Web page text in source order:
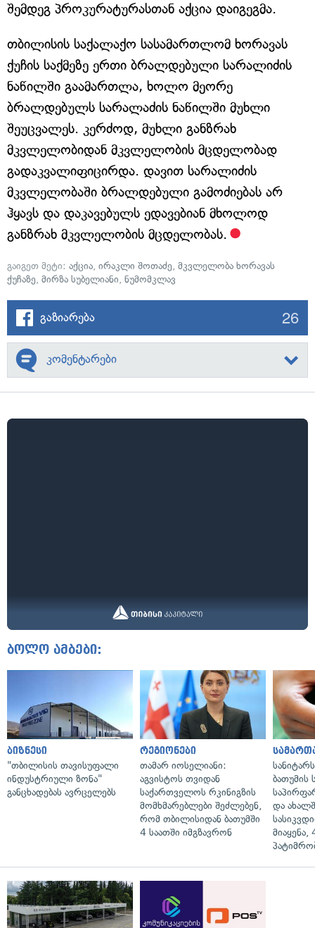
შემდეგ პროკურატურასთან აქცია დაიგეგმა.
თბილისის საქალაქო სასამართლომ ხორავას
ქუჩის საქმეზე ერთი ბრალდებული სარალიძის
ნაწილში გაამართლა, ხოლო მეორე
ბრალდებულს სარალაძის ნაწილში მუხლი
შეუცვალეს. კერძოდ, მუხლი განზრახ
მკვლელობიდან მკვლელობის მცდელობად
გადაკვალიფიცირდა. დავით სარალიძის
მკვლელობაში ბრალდებული გამოძიებას არ
ჰყავს და დაკავებულს ედავებიან მხოლოდ
განზრახ მკვლელობის მცდელობას.
გაიგეთ მეტი: აქცია, ირაკლი შოთაძე, მკვლელობა ხორავას
ქუჩაზე, მირზა სუბელიანი, ნუმომკლავ
გაზიარება 26
კომენტარები
ბოლო ამბები:
ბიზნესი
"თბილისის თავისუფალი
ინდუსტრიული ზონა"
განცხადებას ავრცელებს
რეგიონები
თამარ იოსელიანი:
აგვისტოს თვიდან
საქართველოს რკინიგზის
მომხმარებლები შეძლებენ,
რომ თბილისიდან ბათუმში
4 საათში იმგზავრონ
ბათუმის
და